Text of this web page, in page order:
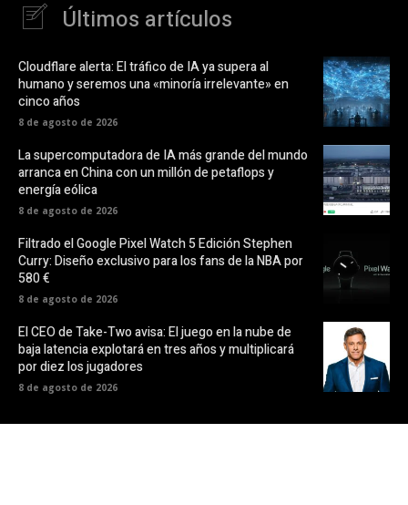
Últimos artículos
Cloudflare alerta: El tráfico de IA ya supera al
humano y seremos una «minoría irrelevante» en
cinco años
8 de agosto de 2026
La supercomputadora de IA más grande del mundo
arranca en China con un millón de petaflops y
energía eólica
8 de agosto de 2026
Filtrado el Google Pixel Watch 5 Edición Stephen
Curry: Diseño exclusivo para los fans de la NBA por
580 €
8 de agosto de 2026
El CEO de Take-Two avisa: El juego en la nube de
baja latencia explotará en tres años y multiplicará
por diez los jugadores
8 de agosto de 2026